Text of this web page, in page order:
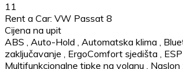
11
Rent a Car: VW Passat 8
Cijena na upit
ABS , Auto-Hold , Automatska klima ,
zaključavanje , ErgoComfort sjedišta , ESP
Multifunkcionalne tipke na volanu , Naslon